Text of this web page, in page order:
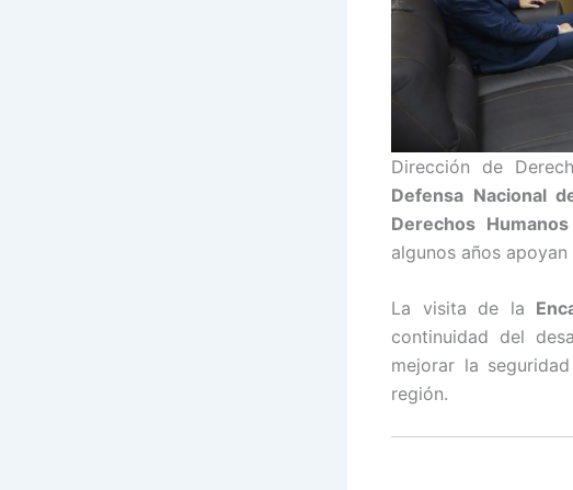
Dirección de
Defensa Nacional
Derechos
algunos años
La visita de la
continuidad del
mejorar la
región.